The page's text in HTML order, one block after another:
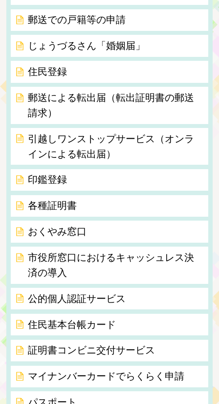
郵送での戸籍等の申請
じょうづるさん「婚姻届」
住民登録
郵送による転出届（転出証明書の郵送
請求）
引越しワンストップサービス（オンラ
インによる転出届）
印鑑登録
各種証明書
おくやみ窓口
市役所窓口におけるキャッシュレス決
済の導入
公的個人認証サービス
住民基本台帳カード
証明書コンビニ交付サービス
マイナンバーカードでらくらく申請